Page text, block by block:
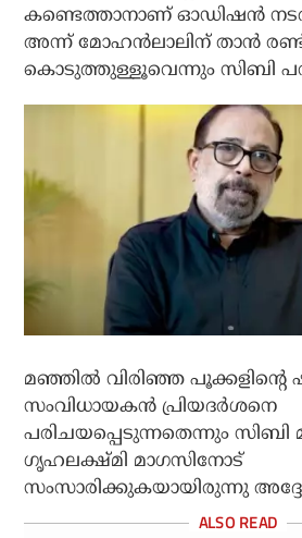
കണ്ടെത്താനാണ് ഓഡിഷൻ
അന്ന് മോഹൻലാലിന് താൻ രണ്ട്
കൊടുത്തുള്ളൂവെന്നും സിബി
മഞ്ഞിൽ വിരിഞ്ഞ പൂക്കളിന്റെ
സംവിധായകൻ പ്രിയദർശനെ
പരിചയപ്പെടുന്നതെന്നും
ഗൃഹലക്ഷ്മി മാഗസിനോട്‌
സംസാരിക്കുകയായിരുന്നു